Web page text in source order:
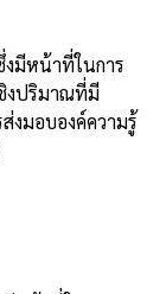
งมีหน้าที่ในการ
งปริมาณที่มี
งมอบองค์ความรู้